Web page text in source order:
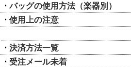
バッグの使用方法（楽器別）
使用上の注意
決済方法一覧
受注メール未着